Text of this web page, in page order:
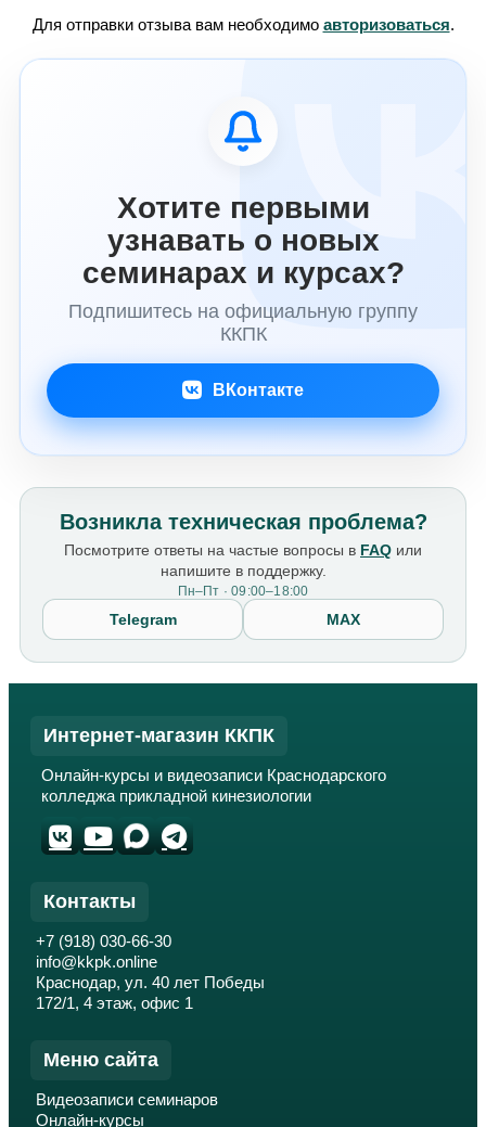
Для отправки отзыва вам необходимо авторизоваться.
Хотите первыми
узнавать о новых
семинарах и курсах?
Подпишитесь на официальную группу
ККПК
ВКонтакте
Возникла техническая проблема?
Посмотрите ответы на частые вопросы в FAQ или
напишите в поддержку.
Пн–Пт · 09:00–18:00
Telegram MAX
Интернет-магазин ККПК
Онлайн-курсы и видеозаписи Краснодарского
колледжа прикладной кинезиологии
Контакты
+7 (918) 030-66-30
info@kkpk.online
Краснодар, ул. 40 лет Победы
172/1, 4 этаж, офис 1
Меню сайта
Видеозаписи семинаров
Онлайн-курсы